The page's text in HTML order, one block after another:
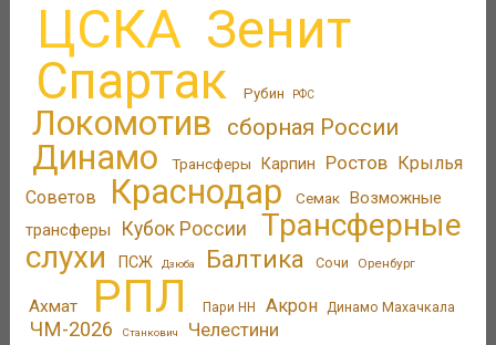
ЦСКА Зенит
Спартак Рубин РФС
Локомотив сборная России
Динамо Трансферы Карпин Ростов
Крылья
Советов
Краснодар Семак Возможные
трансферы
Кубок России
Трансферные
слухи
ПСЖ Дзюба Балтика Сочи Оренбург
Ахмат РПЛ Пари НН Акрон Динамо Махачкала
ЧМ-2026 Станкович Челестини